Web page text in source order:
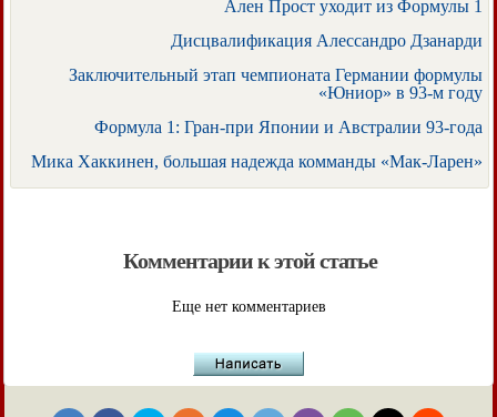
Ален Прост уходит из Формулы 1
Дисцвалификация Алессандро Дзанарди
Заключительный этап чемпионата Германии формулы
«Юниор» в 93-м году
Формула 1: Гран-при Японии и Австралии 93-года
Мика Хаккинен, большая надежда комманды «Мак-Ларен»
Комментарии к этой статье
Еще нет комментариев